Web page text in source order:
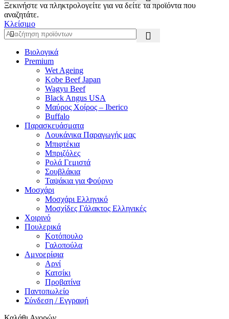
Ξεκινήστε να πληκτρολογείτε για να δείτε τα προϊόντα που
αναζητάτε.
Κλείσιμο
Βιολογικά
Premium
Wet Ageing
Kobe Beef Japan
Wagyu Beef
Black Angus USA
Μαύρος Χοίρος – Iberico
Buffalo
Παρασκευάσματα
Λουκάνικα Παραγωγής μας
Μπιφτέκια
Μπριζόλες
Ρολά Γεμιστά
Σουβλάκια
Ταψάκια για Φούρνο
Μοσχάρι
Μοσχάρι Ελληνικό
Μοσχίδες Γάλακτος Ελληνικές
Χοιρινό
Πουλερικά
Κοτόπουλο
Γαλοπούλα
Αμνοερίφια
Αρνί
Κατσίκι
Προβατίνα
Παντοπωλείο
Σύνδεση / Εγγραφή